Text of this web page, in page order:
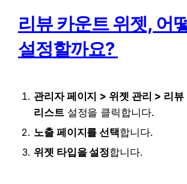
리뷰 카운트 위젯, 어
설정할까요?
관리자 페이지 > 위젯 관리 > 리
리스트 설정을 클릭합니다.
노출 페이지를 선택합니다.
위젯 타입을 설정합니다.